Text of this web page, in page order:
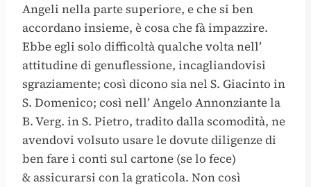
Angeli nella parte superiore, e che si ben
accordano insieme, è cosa che fà impazzire.
Ebbe egli solo difficoltà qualche volta nell’
attitudine di genuflessione, incagliandovisi
sgraziamente; così dicono sia nel S. Giacinto in
S. Domenico; così nell’ Angelo Annonziante la
B. Verg. in S. Pietro, tradito dalla scomodità, ne
avendovi volsuto usare le dovute diligenze di
ben fare i conti sul cartone (se lo fece)
& assicurarsi con la graticola. Non così